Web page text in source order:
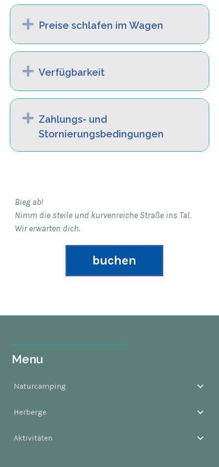
Bieg ab!
Nimm die steile und kurvenreiche Straße ins Tal.
Wir erwarten dich.
buchen
Expand
Preise schlafen im Wagen
Expand
Verfügbarkeit
Expand
Zahlungs- und
Stornierungsbedingungen
Menu
Naturcamping
Herberge
Aktivitäten